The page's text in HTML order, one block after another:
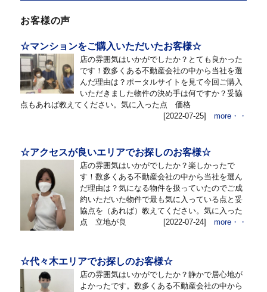
お客様の声
☆マンションをご購入いただいたお客様☆
店の雰囲気はいかがでしたか？とても良かった
です！数多くある不動産会社の中から当社を選
んだ理由は？ポータルサイトを見て今回ご購入
いただきました物件の決め手は何ですか？妥協
点もあれば教えてください。気に入った点 価格
[2022-07-25] more・・
☆アクセスが良いエリアでお探しのお客様☆
店の雰囲気はいかがでしたか？楽しかったで
す！数多くある不動産会社の中から当社を選ん
だ理由は？気になる物件を扱っていたのでご成
約いただいた物件で最も気に入っている点と妥
協点を（あれば）教えてください。気に入った
点 立地が良
[2022-07-24] more・・
☆代々木エリアでお探しのお客様☆
店の雰囲気はいかがでしたか？静かで居心地が
よかったです。数多くある不動産会社の中から